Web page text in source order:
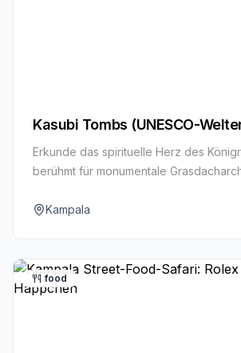
Kasubi Tombs (UNESCO-
Erkunde das spirituelle Herz des
berühmt für monumentale
Kampala
food